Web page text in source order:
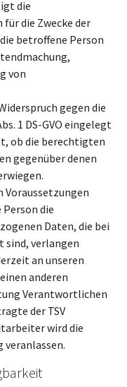
die
die Zwecke der
betroffene Person
von
gegen die
1 DS-GVO eingelegt
ob die berechtigten
gegenüber denen
Voraussetzungen
die
Daten, die bei
sind, verlangen
an unseren
anderen
Verantwortlichen
der TSV
wird die
veranlassen.